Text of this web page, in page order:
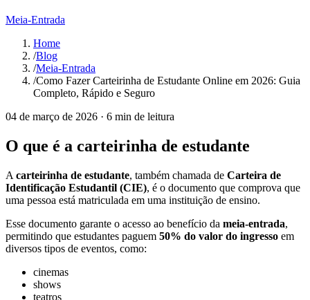
Meia-Entrada
Home
/Blog
/Meia-Entrada
/Como Fazer Carteirinha de Estudante Online em 2026: Guia
Completo, Rápido e Seguro
04 de março de 2026 · 6 min de leitura
O que é a carteirinha de estudante
A carteirinha de estudante, também chamada de Carteira de
Identificação Estudantil (CIE), é o documento que comprova que
uma pessoa está matriculada em uma instituição de ensino.
Esse documento garante o acesso ao benefício da meia-entrada,
permitindo que estudantes paguem 50% do valor do ingresso em
diversos tipos de eventos, como:
cinemas
shows
teatros